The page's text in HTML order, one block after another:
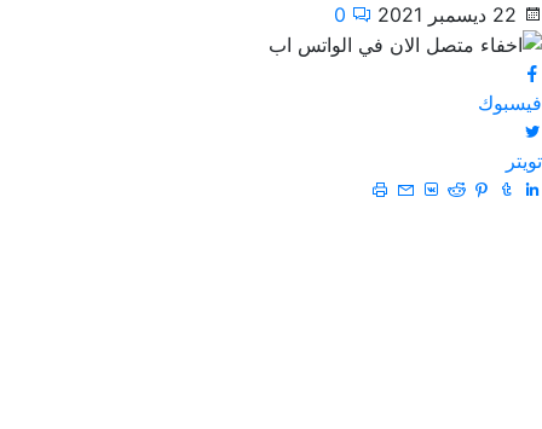
22 ديسمبر 2021
0
فيسبوك
تويتر